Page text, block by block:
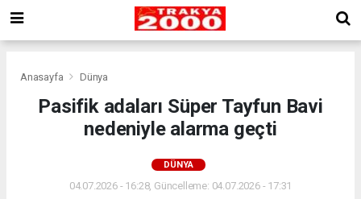
Anasayfa Dünya
Pasifik adaları Süper Tayfun Bavi
nedeniyle alarma geçti
DÜNYA
04.07.2026 - 16:28, Güncelleme: 04.07.2026 - 17:31